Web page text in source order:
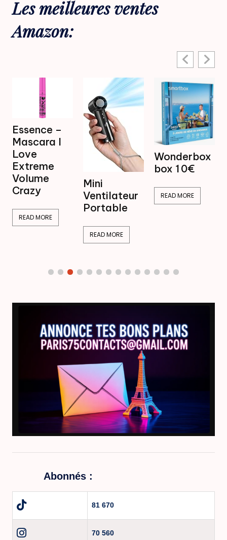
Les meilleures ventes
Amazon:
Essence –
Mascara I
Love
Extreme
Volume
Crazy
READ MORE
Mini
Ventilateur
Portable
READ MORE
Wonderbox
box 1 0€
READ MORE
Abonnés :
81 670
70 560